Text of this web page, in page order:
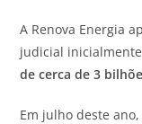
A Renova Energia
judicial
de cerca de 3
Em julho deste